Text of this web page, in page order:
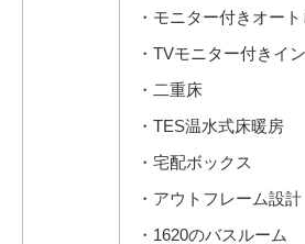
・モニター付きオー
・TVモニター付きイ
・二重床
・TES温水式床暖房
・宅配ボックス
・アウトフレーム設計
・1620のバスルーム